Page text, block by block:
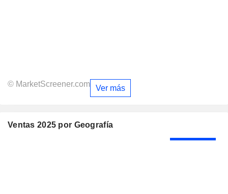
© MarketScreener.com Ver más
Ventas 2025 por Geografía